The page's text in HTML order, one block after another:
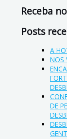
Receba
Posts
A
NOS
DE